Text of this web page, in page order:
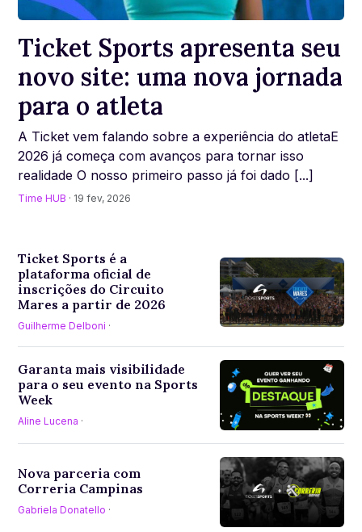
Ticket Sports apresenta seu
novo site: uma nova jornada
para o atleta
A Ticket vem falando sobre a experiência do atletaE
2026 já começa com avanços para tornar isso
realidade O nosso primeiro passo já foi dado [...]
Time HUB · 19 fev, 2026
Ticket Sports é a
plataforma oficial de
inscrições do Circuito
Mares a partir de 2026
Guilherme Delboni ·
Garanta mais visibilidade
para o seu evento na Sports
Week
Aline Lucena ·
Nova parceria com
Correria Campinas
Gabriela Donatello ·